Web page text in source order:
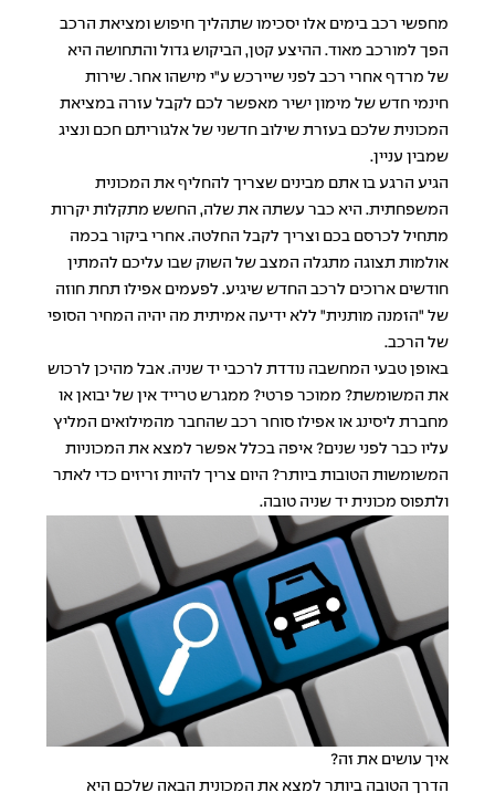
מחפשי רכב בימים אלו יסכימו שתהליך חיפוש ומציאת הרכב
הפך למורכב מאוד. ההיצע קטן, הביקוש גדול והתחושה היא
של מרדף אחרי רכב לפני שיירכש ע"י מישהו אחר. שירות
חינמי חדש של מימון ישיר מאפשר לכם לקבל עזרה במציאת
המכונית שלכם בעזרת שילוב חדשני של אלגוריתם חכם ונציג
שמבין עניין.
הגיע הרגע בו אתם מבינים שצריך להחליף את המכונית
המשפחתית. היא כבר עשתה את שלה, החשש מתקלות יקרות
מתחיל לכרסם בכם וצריך לקבל החלטה. אחרי ביקור בכמה
אולמות תצוגה מתגלה המצב של השוק שבו עליכם להמתין
חודשים ארוכים לרכב החדש שיגיע. לפעמים אפילו תחת חוזה
של "הזמנה מותנית" ללא ידיעה אמיתית מה יהיה המחיר הסופי
של הרכב.
באופן טבעי המחשבה נודדת לרכבי יד שניה. אבל מהיכן לרכוש
את המשומשת? ממוכר פרטי? ממגרש טרייד אין של יבואן או
מחברת ליסינג או אפילו סוחר רכב שהחבר מהמילואים המליץ
עליו כבר לפני שנים? איפה בכלל אפשר למצא את המכוניות
המשומשות הטובות ביותר? היום צריך להיות זריזים כדי לאתר
ולתפוס מכונית יד שניה טובה.
איך עושים את זה?
הדרך הטובה ביותר למצא את המכונית הבאה שלכם היא